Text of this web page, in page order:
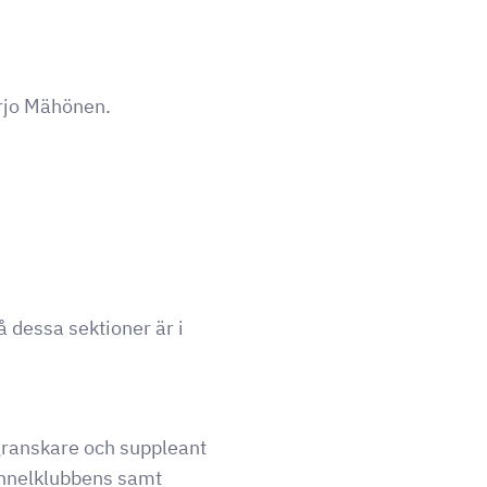
Mähönen.
dessa sektioner är i
och suppleant
samt